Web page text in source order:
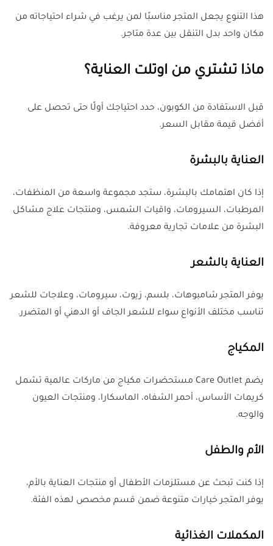
هذا التنوع يجعل المتجر مناسبًا لمن يرغب في شراء احتياجاته من
مكان واحد بدل التنقل بين عدة متاجر.
ماذا تشتري من اوتلت العناية؟
قبل الاستفادة من الكوبون، حدد احتياجك أولًا حتى تحصل على
أفضل قيمة مقابل السعر.
العناية بالبشرة
إذا كان اهتمامك بالبشرة، ستجد مجموعة واسعة من المنظفات،
المرطبات، السيرومات، واقيات الشمس، ومنتجات علاج مشاكل
البشرة من علامات تجارية معروفة.
العناية بالشعر
يوفر المتجر شامبوهات، بلسم، زيوت، سيرومات، وعلاجات للشعر
تناسب مختلف الأنواع سواء للشعر الجاف أو الدهني أو المتضرر.
المكياج
يضم Care Outlet مستحضرات مكياج من ماركات عالمية تشمل
كريمات الأساس، أحمر الشفاه، الماسكارا، ومنتجات العيون
والوجه.
الأم والطفل
إذا كنت تبحث عن مستلزمات الأطفال أو منتجات العناية بالأم،
يوفر المتجر خيارات متنوعة ضمن قسم مخصص لهذه الفئة.
المكملات الغذائية